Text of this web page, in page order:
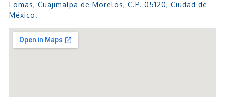
Lomas, Cuajimalpa de Morelos, C.P. 05120, Ciudad de
México.